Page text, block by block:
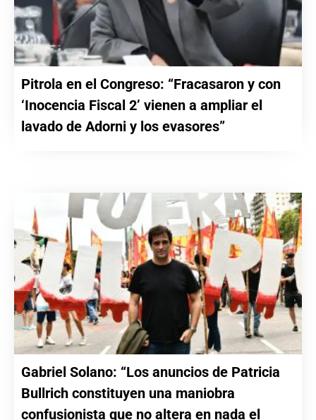
Pitrola en el Congreso: “Fracasaron y con
‘Inocencia Fiscal 2’ vienen a ampliar el
lavado de Adorni y los evasores”
Gabriel Solano: “Los anuncios de Patricia
Bullrich constituyen una maniobra
confusionista que no altera en nada el